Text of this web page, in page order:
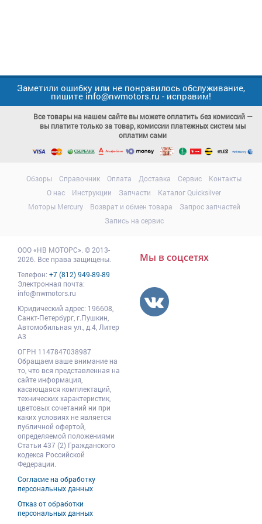
Заметили ошибку или не понравилось обслуживание,
пишите info@nwmotors.ru - исправим!
Все товары на нашем сайте вы можете оплатить без комиссий —
вы платите только за товар, комиссии платежных систем мы
оплатим сами
Обзоры Справочник Оплата Доставка Сервис
Контакты
О нас
Инструкции Запчасти
Каталог Quicksilver
Моторы Mercury
Возврат и обмен товара
Запрос запчастей
Запись на сервис
ООО«НВ МОТОРС» © 2013-
2026. Все права защищены.
Телефон: +7 (812) 949-89-89
Электронная почта:
info@nwmotors.ru
Юридический адрес: 196608
Санкт-Петербург, г.Пушкин
Автомобильная ул., д.4, Литер
А3
ОГРН 1147847038987
Обращаем ваше внимание на
то, что вся представленная на
сайте информация,
касающаяся комплектаций,
технических характеристик,
цветовых сочетаний ни при
каких условиях не является
публичной офертой,
определяемой положениями
Статьи 437 (2) Гражданского
кодекса Российской
Федерации.
Согласие на обработку
персональных данных
Отказ от обработки
персональных данных
Мы в соцсетях